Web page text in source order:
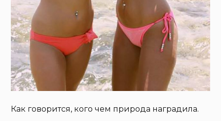
Как говорится, кого чем природа наградила.